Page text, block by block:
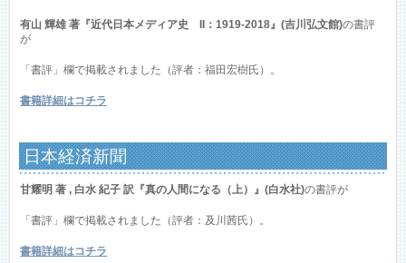
有山 輝雄 著『近代日本メディア史 II：1919-2018』(吉川弘文館)の書評
が
「書評」欄で掲載されました（評者：福田宏樹氏）。
書籍詳細はコチラ
日本経済新聞
甘耀明 著 , 白水 紀子 訳『真の人間になる（上）』(白水社)の書評が
「書評」欄で掲載されました（評者：及川茜氏）。
書籍詳細はコチラ